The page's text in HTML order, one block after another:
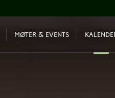
MØTER & EVENTS